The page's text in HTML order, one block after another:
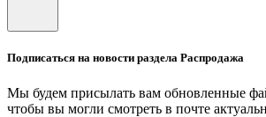
Подписаться на новости раздела Распродажа
Мы будем присылать вам обновленные
чтобы вы могли смотреть в почте